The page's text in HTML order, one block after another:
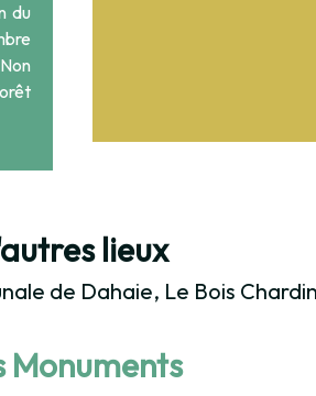
du
lieux
de Dahaie, Le Bois
Monuments